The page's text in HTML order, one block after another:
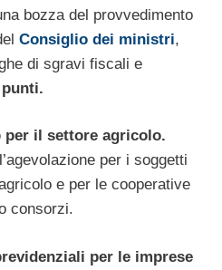
bozza del provvedimento
Consiglio dei ministri,
di sgravi fiscali e
per il settore agricolo.
per i soggetti
e per le cooperative
consorzi.
per le imprese